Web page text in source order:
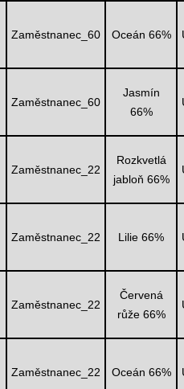
Zaměstnanec_60 Oceán 66%
Zaměstnanec_60
Jasmín
66%
Zaměstnanec_22
Rozkvetlá
jabloň 66%
Zaměstnanec_22 Lilie 66%
Zaměstnanec_22
Červená
růže 66%
Zaměstnanec_22 Oceán 66%